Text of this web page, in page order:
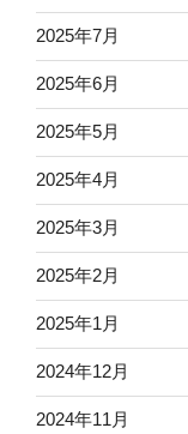
2025年7月
2025年6月
2025年5月
2025年4月
2025年3月
2025年2月
2025年1月
2024年12月
2024年11月